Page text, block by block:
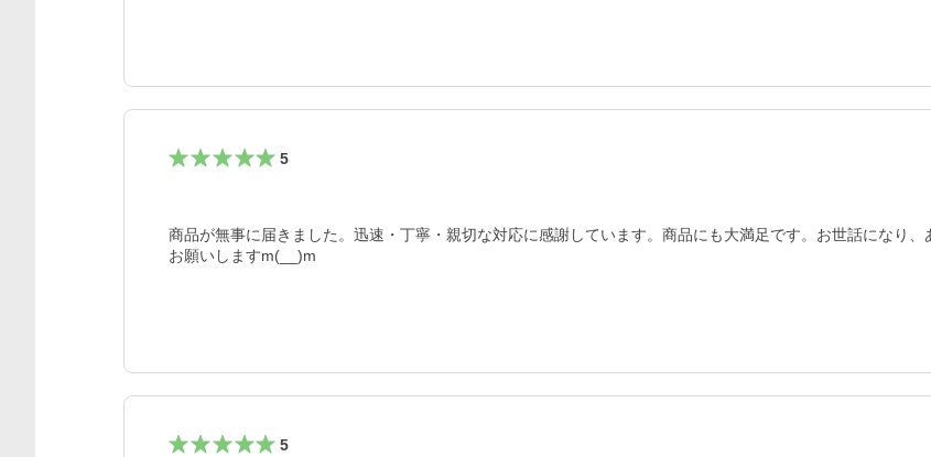
5
商品が無事に届きました。迅速・丁寧・親切な対応に感謝しています。商品にも大満足です。お世話になり
お願いしますm(__)m
5